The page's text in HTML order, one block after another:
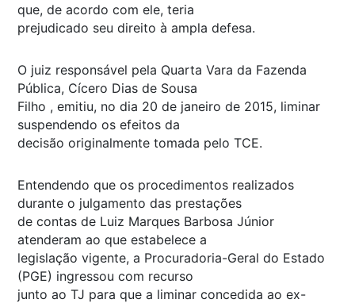
que, de acordo com ele, teria
prejudicado seu direito à ampla defesa.
O juiz responsável pela Quarta Vara da Fazenda
Pública, Cícero Dias de Sousa
Filho , emitiu, no dia 20 de janeiro de 2015, liminar
suspendendo os efeitos da
decisão originalmente tomada pelo TCE.
Entendendo que os procedimentos realizados
durante o julgamento das prestações
de contas de Luiz Marques Barbosa Júnior
atenderam ao que estabelece a
legislação vigente, a Procuradoria-Geral do Estado
(PGE) ingressou com recurso
junto ao TJ para que a liminar concedida ao ex-